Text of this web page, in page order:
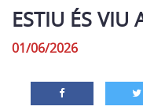
ESTIU ÉS VIU
01/06/2026